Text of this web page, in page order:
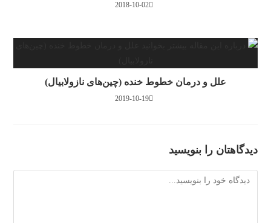
2018-10-02
علل و درمان خطوط خنده (چین‌های نازولابیال)
2019-10-19
دیدگاهتان را بنویسید
دیدگاه